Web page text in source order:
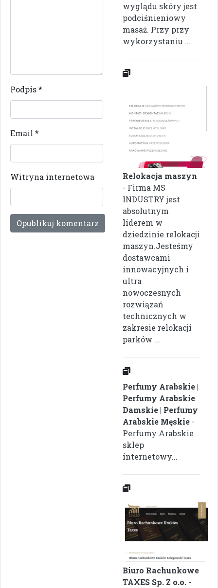
Podpis*
Email *
Witryna internetowa
wyglądu skóry jest
podciśnieniowy
masaż. Przy przy
wykorzystaniu ...
Relokacja maszyn
- Firma MS
INDUSTRY jest
absolutnym
liderem w
dziedzinie relokacji
maszyn.Jesteśmy
dostawcami
innowacyjnych i
ultra
nowoczesnych
rozwiązań
technicznych w
zakresie relokacji
parków ...
Perfumy Arabskie |
Perfumy Arabskie
Damskie | Perfumy
Arabskie Męskie -
Perfumy Arabskie
sklep
internetowy...
Biuro Rachunkowe
TAXES Sp. Z o.o. -